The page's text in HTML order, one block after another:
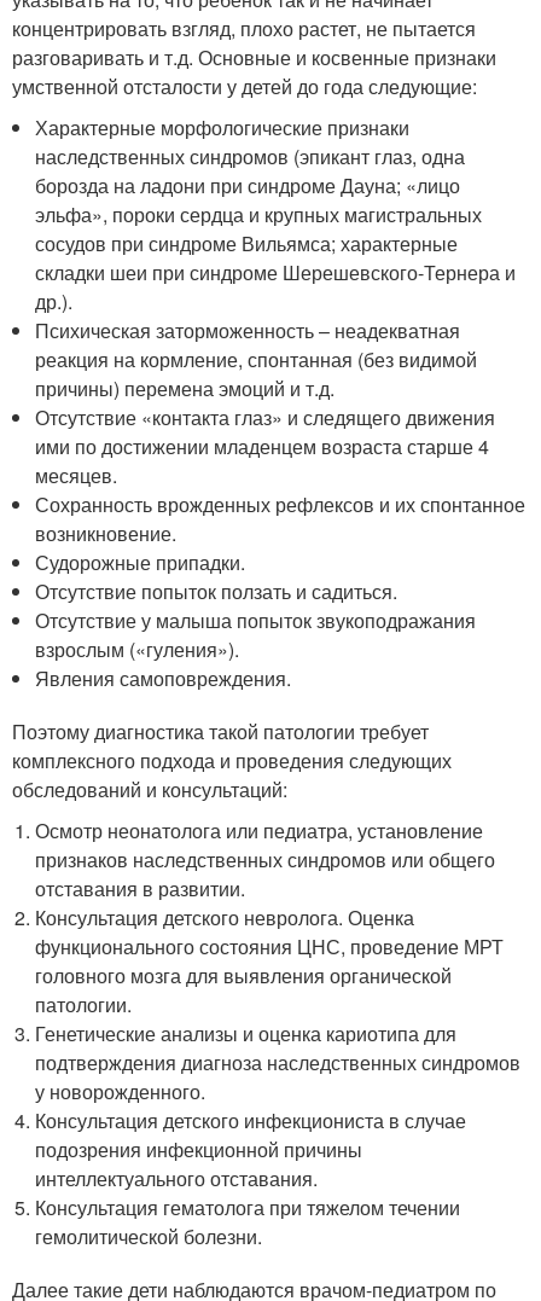
концентрировать взгляд, плохо растет, не пытается
разговаривать и т.д. Основные и косвенные признаки
умственной отсталости у детей до года следующие:
Характерные морфологические признаки
наследственных синдромов (эпикант глаз, одна
борозда на ладони при синдроме Дауна; «лицо
эльфа», пороки сердца и крупных магистральных
сосудов при синдроме Вильямса; характерные
складки шеи при синдроме Шерешевского-Тернера и
др.).
Психическая заторможенность – неадекватная
реакция на кормление, спонтанная (без видимой
причины) перемена эмоций и т.д.
Отсутствие «контакта глаз» и следящего движения
ими по достижении младенцем возраста старше 4
месяцев.
Сохранность врожденных рефлексов и их спонтанное
возникновение.
Судорожные припадки.
Отсутствие попыток ползать и садиться.
Отсутствие у малыша попыток звукоподражания
взрослым («гуления»).
Явления самоповреждения.
Поэтому диагностика такой патологии требует
комплексного подхода и проведения следующих
обследований и консультаций:
Осмотр неонатолога или педиатра, установление
признаков наследственных синдромов или общего
отставания в развитии.
Консультация детского невролога. Оценка
функционального состояния ЦНС, проведение МРТ
головного мозга для выявления органической
патологии.
Генетические анализы и оценка кариотипа для
подтверждения диагноза наследственных синдромов
у новорожденного.
Консультация детского инфекциониста в случае
подозрения инфекционной причины
интеллектуального отставания.
Консультация гематолога при тяжелом течении
гемолитической болезни.
Далее такие дети наблюдаются врачом-педиатром по